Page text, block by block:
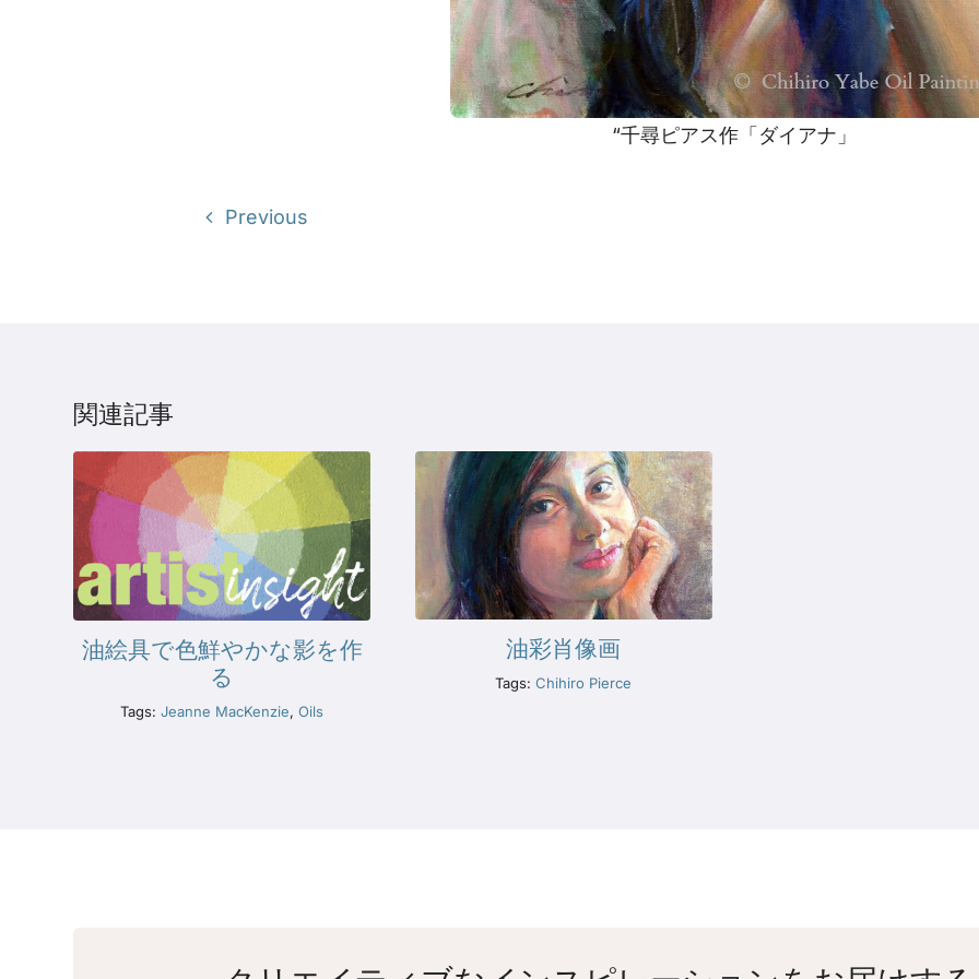
“千尋ピアス作「ダイアナ」
Previous
関連記事
油絵具で色鮮やかな影を作
る
Tags:Jeanne MacKenzie,Oils
油彩肖像画
Tags:Chihiro Pierce